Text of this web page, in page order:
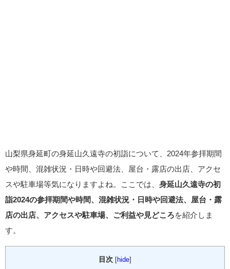
山梨県身延町の身延山久遠寺の初詣について、2024年参拝期間
や時間、混雑状況・日時や回避法、屋台・露店の出店、アクセ
スや駐車場等気になりますよね。ここでは、 身延山久遠寺の初
詣2024の参拝期間や時間、混雑状況・日時や回避法、屋台・露
店の出店、アクセスや駐車場、ご利益や見どころ を紹介しま
す。
目次 hide